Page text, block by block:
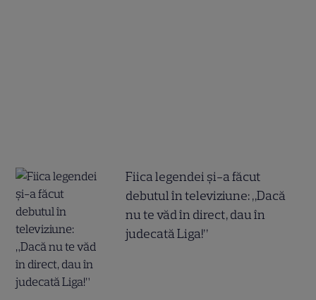
Fiica legendei și-a făcut
debutul în televiziune: „Dacă
nu te văd în direct, dau în
judecată Liga!”